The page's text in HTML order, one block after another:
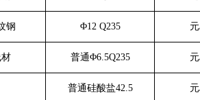
钢 Φ12 Q235 元
材 普通Φ6.5Q235 元
普通硅酸盐42.5 元